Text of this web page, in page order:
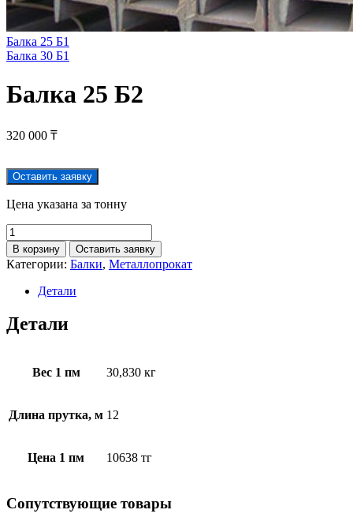
Балка 25 Б1
Балка 30 Б1
Балка 25 Б2
320 000 ₸
Оставить заявку
Цена указана за тонну
В корзину Оставить заявку
Категории: Балки, Металлопрокат
Детали
Детали
Вес 1 пм 30,830 кг
Длина прутка, м 12
Цена 1 пм 10638 тг
Cопутствующие товары